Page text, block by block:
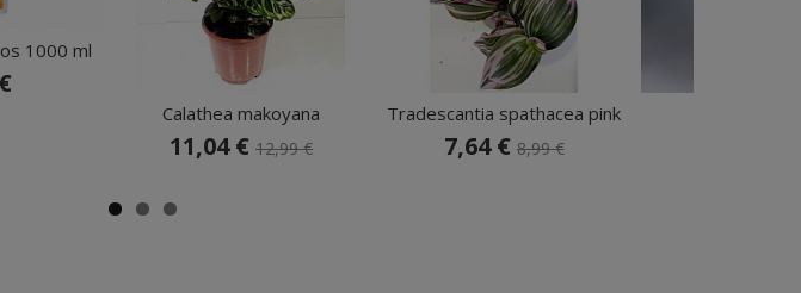
1000 ml
Calathea makoyana
11,04 € 12,99 €
Tradescantia spathacea pink
7,64 € 8,99 €